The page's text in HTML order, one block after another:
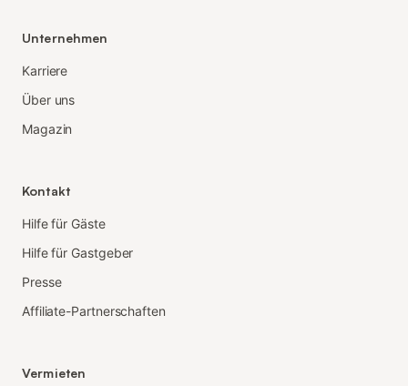
Unternehmen
Karriere
Über uns
Magazin
Kontakt
Hilfe für Gäste
Hilfe für Gastgeber
Presse
Affiliate-Partnerschaften
Vermieten